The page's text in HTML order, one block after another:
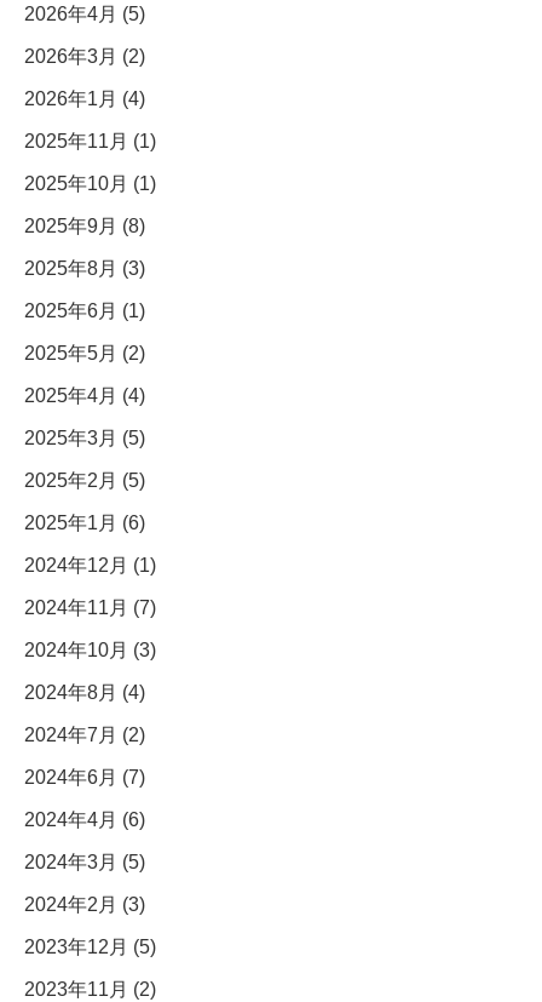
2026年4月 (5)
2026年3月 (2)
2026年1月 (4)
2025年11月 (1)
2025年10月 (1)
2025年9月 (8)
2025年8月 (3)
2025年6月 (1)
2025年5月 (2)
2025年4月 (4)
2025年3月 (5)
2025年2月 (5)
2025年1月 (6)
2024年12月 (1)
2024年11月 (7)
2024年10月 (3)
2024年8月 (4)
2024年7月 (2)
2024年6月 (7)
2024年4月 (6)
2024年3月 (5)
2024年2月 (3)
2023年12月 (5)
2023年11月 (2)